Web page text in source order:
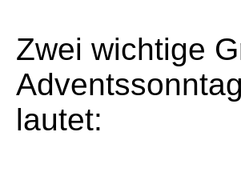
Zwei wichtige
lautet: